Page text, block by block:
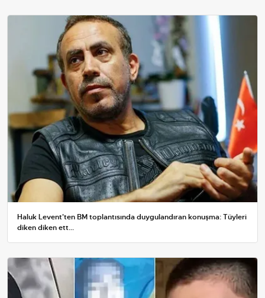
Haluk Levent'ten BM toplantısında duygulandıran konuşma: Tüyleri
diken diken ett...